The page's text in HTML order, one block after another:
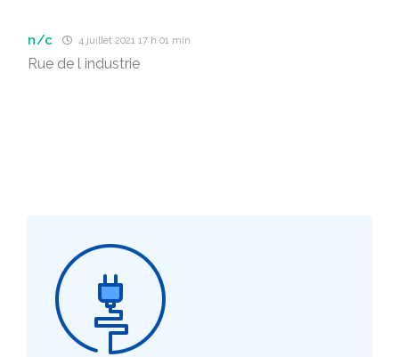
n/c 4 juillet 2021 17 h 01 min
Rue de l industrie